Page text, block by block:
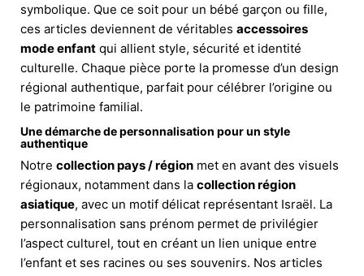
symbolique. Que ce soit pour un bébé garçon ou fille,
ces articles deviennent de véritables accessoires
mode enfant qui allient style, sécurité et identité
culturelle. Chaque pièce porte la promesse d’un design
régional authentique, parfait pour célébrer l’origine ou
le patrimoine familial.
Une démarche de personnalisation pour un style
authentique
Notre collection pays / région met en avant des visuels
régionaux, notamment dans la collection région
asiatique, avec un motif délicat représentant Israël. La
personnalisation sans prénom permet de privilégier
l’aspect culturel, tout en créant un lien unique entre
l’enfant et ses racines ou ses souvenirs. Nos articles